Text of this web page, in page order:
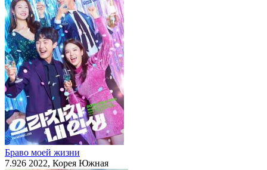
Браво моей жизни
7.926 2022, Корея Южная